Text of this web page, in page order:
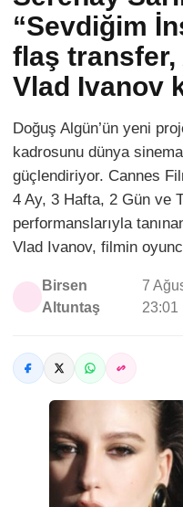
“Sevdiğim
flaş transfer,
Vlad Ivanov
Doğuş Algün’ün yeni
kadrosunu dünya
güçlendiriyor. Cannes
4 Ay, 3 Hafta, 2 Gün ve
performanslarıyla
Vlad Ivanov, filmin
Birsen
Altuntaş
7
23:01